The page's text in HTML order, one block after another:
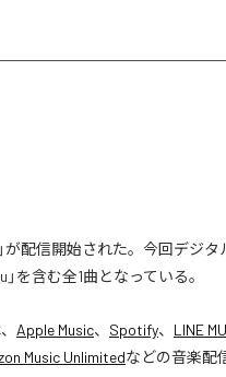
が配信開始された。今回デジ
を含む全1曲となっている。
Apple Music、 Spotify、 LINE
Music Unlimitedなどの音楽配